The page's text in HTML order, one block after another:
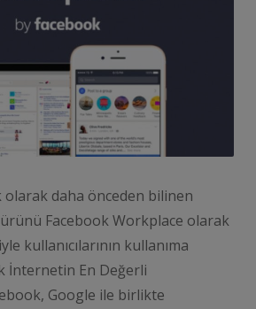
olarak daha önceden bilinen
ürünü Facebook Workplace olarak
kullanıcılarının kullanıma
İnternetin En Değerli
Google ile birlikte